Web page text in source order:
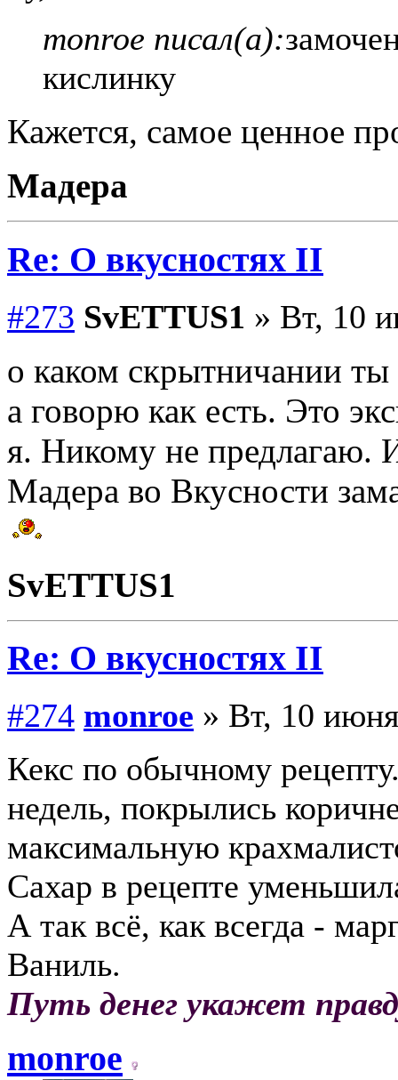
monroe писал(а):
кислинку
Кажется, самое ценное
Мадера
Re: О вкусностях II
#273 SvETTUS1 » Вт, 10
о каком скрытничании
а говорю как есть. Это
я. Никому не предлагаю.
Мадера во Вкусности
SvETTUS1
Re: О вкусностях II
#274 monroe » Вт, 10
Кекс по обычному
недель, покрылись
максимальную
Сахар в рецепте
А так всё, как всегда -
Ваниль.
Путь денег укажет
monroe